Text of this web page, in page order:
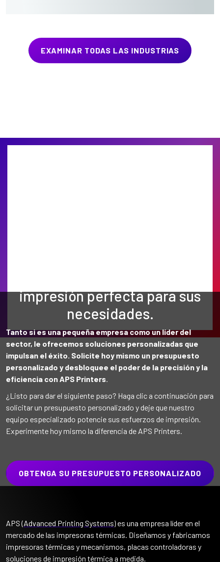
EXAMINAR TODAS LAS INDUSTRIAS
impresión perfecta para sus
necesidades.
Tanto si es una pequeña empresa como un líder del
sector, le ofrecemos soluciones personalizadas que
impulsan el éxito. Solicite hoy mismo un presupuesto
personalizado y desbloquee el poder de la precisión y la
eficiencia con APS Printers.
¿Listo para dar el siguiente paso? Haga clic a continuación para
solicitar un presupuesto personalizado y deje que nuestro
equipo especializado potencie sus esfuerzos de impresión.
Experimente hoy mismo la diferencia de APS Printers.
OBTENGA SU PRESUPUESTO PERSONALIZADO
APS (Advanced Printing Systems) es una empresa líder en el
mercado de las impresoras térmicas. Diseñamos y fabricamos
impresoras térmicas y mecanismos, placas controladoras y
soluciones de impresión térmica a medida.